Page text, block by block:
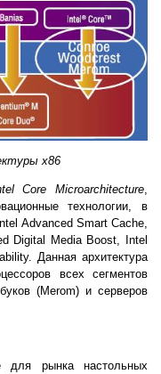
x86
Core Microarchitecture,
технологии, в
Advanced Smart Cache,
Digital Media Boost, Intel
Данная архитектура
всех сегментов
(Merom) и серверов
для рынка настольных